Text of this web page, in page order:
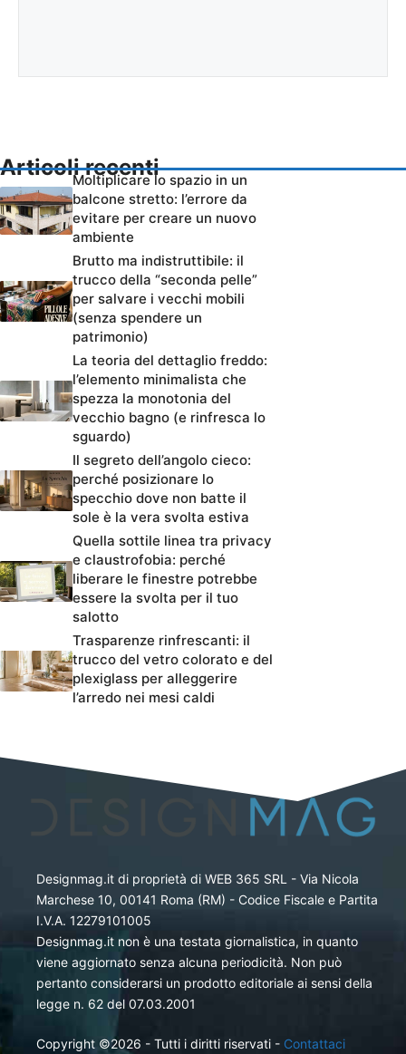
Articoli recenti
Moltiplicare lo spazio in un
balcone stretto: l’errore da
evitare per creare un nuovo
ambiente
Brutto ma indistruttibile: il
trucco della “seconda pelle”
per salvare i vecchi mobili
(senza spendere un
patrimonio)
La teoria del dettaglio freddo:
l’elemento minimalista che
spezza la monotonia del
vecchio bagno (e rinfresca lo
sguardo)
Il segreto dell’angolo cieco:
perché posizionare lo
specchio dove non batte il
sole è la vera svolta estiva
Quella sottile linea tra privacy
e claustrofobia: perché
liberare le finestre potrebbe
essere la svolta per il tuo
salotto
Trasparenze rinfrescanti: il
trucco del vetro colorato e del
plexiglass per alleggerire
l’arredo nei mesi caldi
Designmag.it di proprietà di WEB 365 SRL - Via Nicola
Marchese 10, 00141 Roma (RM) - Codice Fiscale e Partita
I.V.A. 12279101005
Designmag.it non è una testata giornalistica, in quanto
viene aggiornato senza alcuna periodicità. Non può
pertanto considerarsi un prodotto editoriale ai sensi della
legge n. 62 del 07.03.2001
Copyright ©2026 - Tutti i diritti riservati - Contattaci